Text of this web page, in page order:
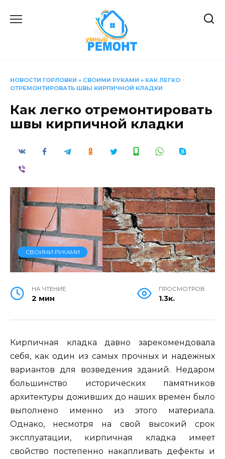
НОВОСТИ ГОРЛОВКИ » СВОИМИ РУКАМИ » КАК ЛЕГКО
ОТРЕМОНТИРОВАТЬ ШВЫ КИРПИЧНОЙ КЛАДКИ
Как легко отремонтировать
швы кирпичной кладки
СВОИМИ РУКАМИ
НА ЧТЕНИЕ
2 мин
ПРОСМОТРОВ
1.3к.
Кирпичная кладка давно зарекомендовала
себя, как один из самых прочных и надежных
вариантов для возведения зданий. Недаром
большинство исторических памятников
архитектуры доживших до наших времен было
выполнено именно из этого материала.
Однако, несмотря на свой высокий срок
эксплуатации, кирпичная кладка имеет
свойство постепенно накапливать дефекты и